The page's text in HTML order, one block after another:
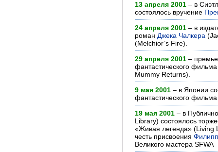
13 апреля 2001 – в
состоялось вручение
24 апреля 2001 – в
роман Джека Чалкера
(Melchior’s Fire).
29 апреля 2001 –
фантастического
Mummy Returns).
9 мая 2001 – в Японии
фантастического
19 мая 2001 – в
Library) состоялось
«Живая легенда» (Living
честь присвоения
Великого мастера SFWA